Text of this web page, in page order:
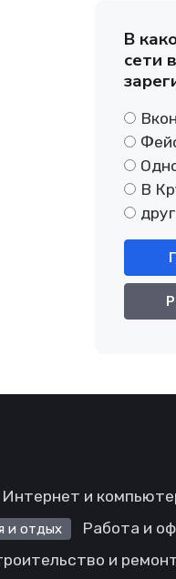
В
сети
В
Интернет и
и отдых
Работа и
и